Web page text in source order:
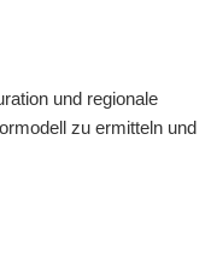
und regionale
zu ermitteln und